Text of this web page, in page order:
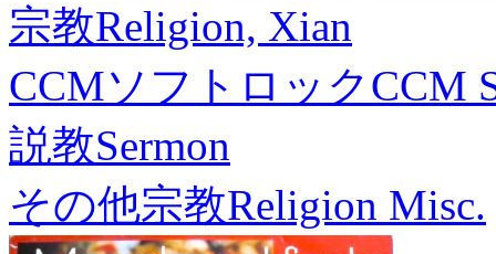
宗教Religion, Xian
CCMソフトロックCCM
説教Sermon
その他宗教Religion Misc.